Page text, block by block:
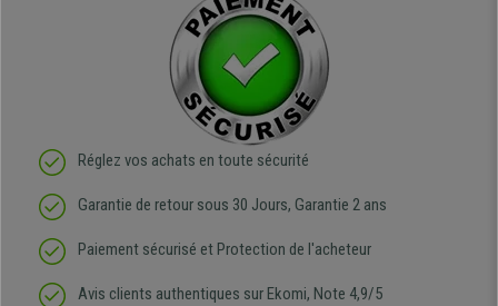
Réglez vos achats en toute sécurité
Garantie de retour sous 30 Jours, Garantie 2 ans
Paiement sécurisé et Protection de l'acheteur
Avis clients authentiques sur Ekomi, Note 4,9/5